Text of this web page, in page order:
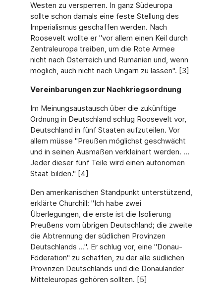
Westen zu versperren. In ganz Südeuropa
sollte schon damals eine feste Stellung des
Imperialismus geschaffen werden. Nach
Roosevelt wollte er "vor allem einen Keil durch
Zentraleuropa treiben, um die Rote Armee
nicht nach Österreich und Rumänien und, wenn
möglich, auch nicht nach Ungarn zu lassen". [3]
Vereinbarungen zur Nachkriegsordnung
Im Meinungsaustausch über die zukünftige
Ordnung in Deutschland schlug Roosevelt vor,
Deutschland in fünf Staaten aufzuteilen. Vor
allem müsse "Preußen möglichst geschwächt
und in seinen Ausmaßen verkleinert werden. …
Jeder dieser fünf Teile wird einen autonomen
Staat bilden." [4]
Den amerikanischen Standpunkt unterstützend,
erklärte Churchill: "Ich habe zwei
Überlegungen, die erste ist die Isolierung
Preußens vom übrigen Deutschland; die zweite
die Abtrennung der südlichen Provinzen
Deutschlands …". Er schlug vor, eine "Donau-
Föderation" zu schaffen, zu der alle südlichen
Provinzen Deutschlands und die Donauländer
Mitteleuropas gehören sollten. [5]